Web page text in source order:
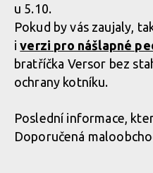
u 5.10.
Pokud by vás zaujaly,
iverzi pro nášlapné
bratříčka Versor bez
ochrany kotníku.
Poslední informace,
Doporučená